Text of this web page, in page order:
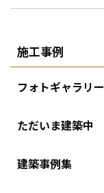
施工事例
フォトギャラリー
ただいま建築中
建築事例集